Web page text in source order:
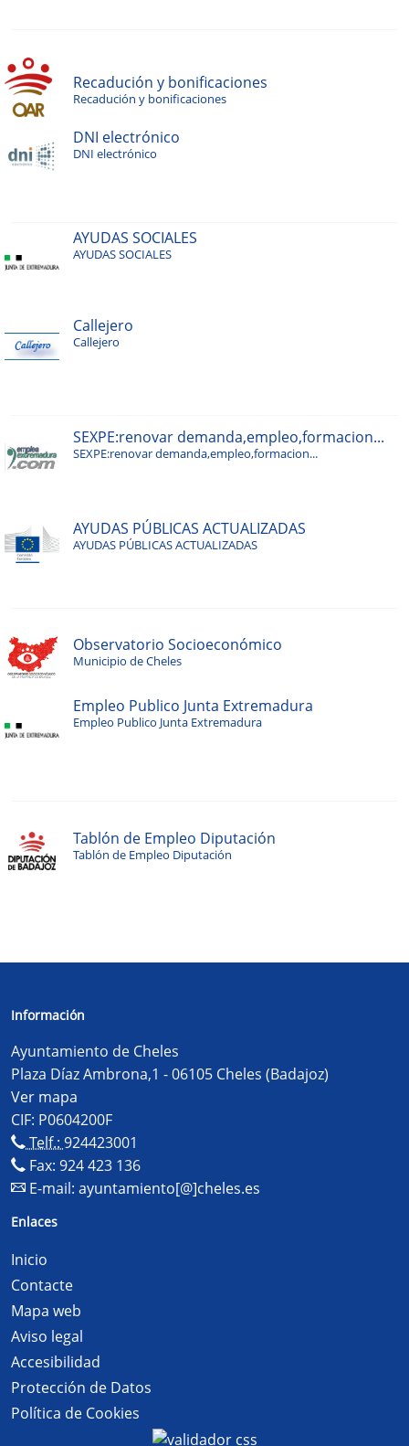
Recadución y bonificaciones
Recadución y bonificaciones
DNI electrónico
DNI electrónico
AYUDAS SOCIALES
AYUDAS SOCIALES
Callejero
Callejero
SEXPE:renovar demanda,empleo,formacion...
SEXPE:renovar demanda,empleo,formacion...
AYUDAS PÚBLICAS ACTUALIZADAS
AYUDAS PÚBLICAS ACTUALIZADAS
Observatorio Socioeconómico
Municipio de Cheles
Empleo Publico Junta Extremadura
Empleo Publico Junta Extremadura
Tablón de Empleo Diputación
Tablón de Empleo Diputación
Información
Ayuntamiento de Cheles
Plaza Díaz Ambrona,1 - 06105 Cheles (Badajoz)
Ver mapa
CIF: P0604200F
Telf.: 924423001
Fax: 924 423 136
E-mail: ayuntamiento[@]cheles.es
Enlaces
Inicio
Contacte
Mapa web
Aviso legal
Accesibilidad
Protección de Datos
Política de Cookies